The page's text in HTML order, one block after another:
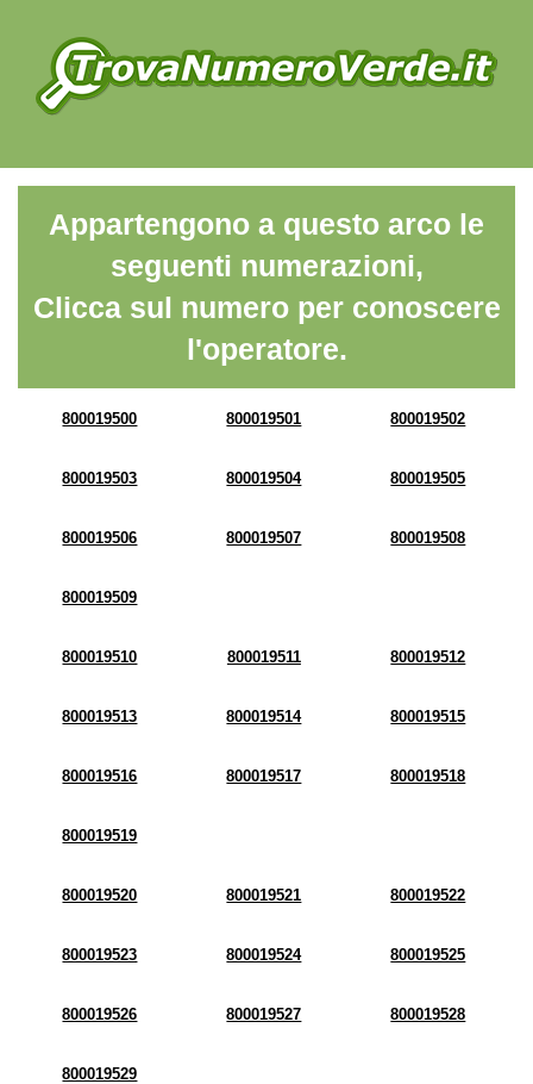
Appartengono a questo arco le
seguenti numerazioni,
Clicca sul numero per conoscere
l'operatore.
800019500 800019501 800019502
800019503 800019504 800019505
800019506 800019507 800019508
800019509
800019510 800019511 800019512
800019513 800019514 800019515
800019516 800019517 800019518
800019519
800019520 800019521 800019522
800019523 800019524 800019525
800019526 800019527 800019528
800019529